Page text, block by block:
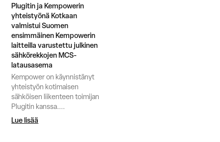
Plugitin ja Kempowerin
yhteistyönä Kotkaan
valmistui Suomen
ensimmäinen Kempowerin
laitteilla varustettu julkinen
sähkörekkojen MCS-
latausasema
Kempower on käynnistänyt
yhteistyön kotimaisen
sähköisen liikenteen toimijan
Plugitin kanssa....
Lue lisää